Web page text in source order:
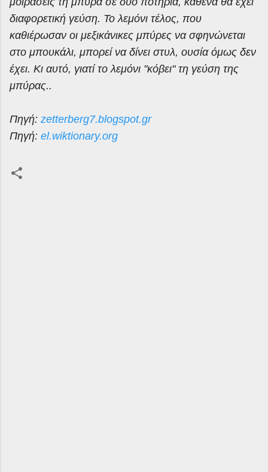
διαφορετική γεύση. Το λεμόνι τέλος, που
καθιέρωσαν οι μεξικάνικες μπύρες να σφηνώνεται
στο μπουκάλι, μπορεί να δίνει στυλ, ουσία όμως δεν
έχει. Κι αυτό, γιατί το λεμόνι "κόβει" τη γεύση της
μπύρας..
Πηγή: zetterberg7.blogspot.gr
Πηγή: el.wiktionary.org